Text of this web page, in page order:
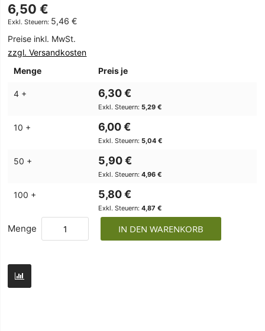
6,50 €
5,46 €
Preise inkl. MwSt.
zzgl. Versandkosten
Menge
Preis je
4 + 6,30 €
5,29 €
10 + 6,00 €
5,04 €
50 + 5,90 €
4,96 €
100 + 5,80 €
4,87 €
Menge IN DEN WARENKORB